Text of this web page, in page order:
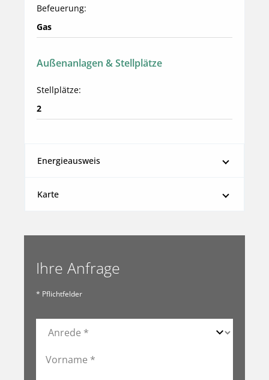
Befeuerung:
Gas
Außenanlagen & Stellplätze
Stellplätze:
2
Energieausweis
Karte
Ihre Anfrage
* Pflichtfelder